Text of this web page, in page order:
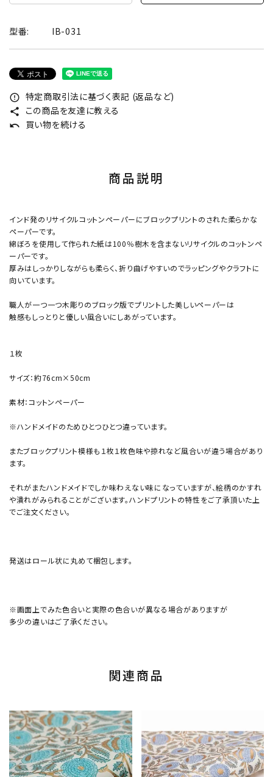
型番: IB-031
error_outline 特定商取引法に基づく表記 (返品など)
share この商品を友達に教える
undo 買い物を続ける
商品説明
インド発のリサイクルコットンペーパーにブロックプリントのされた柔らかな
ペーパーです。
綿ぼろを使用して作られた紙は100％樹木を含まないリサイクルのコットンペ
ーパーです。
厚みはしっかりしながらも柔らく、折り曲げやすいのでラッピングやクラフトに
向いています。
職人が一つ一つ木彫りのブロック版でプリントした美しいペーパーは
触感もしっとりと優しい風合いにしあがっています。
１枚
サイズ：約76cm×50cm
素材：コットンペーパー
※ハンドメイドのためひとつひとつ違っています。
またブロックプリント模様も１枚１枚色味や掠れなど風合いが違う場合があり
ます。
それがまたハンドメイドでしか味わえない味になっていますが、絵柄のかすれ
や潰れがみられることがございます。ハンドプリントの特性をご了承頂いた上
でご注文ください。
発送はロール状に丸めて梱包します。
※画面上でみた色合いと実際の色合いが異なる場合がありますが
多少の違いはご了承ください。
関連商品